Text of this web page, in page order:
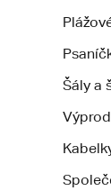
Šály a